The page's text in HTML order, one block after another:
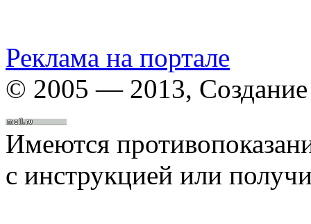
Реклама на портале
© 2005 — 2013, Создание
Имеются
с инструкцией или